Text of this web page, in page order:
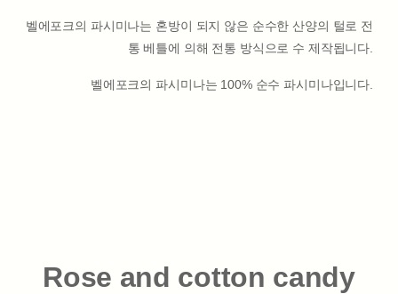
벨에포크의 파시미나는 혼방이 되지 않은 순수한 산양의 털로 전
통 베틀에 의해 전통 방식으로 수 제작됩니다.
벨에포크의 파시미나는 100% 순수 파시미나입니다.
Rose and cotton candy